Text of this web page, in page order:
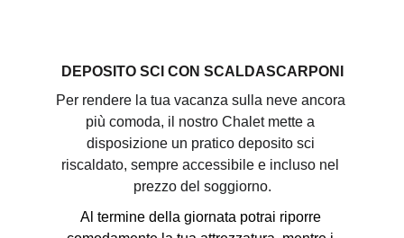
DEPOSITO SCI CON SCALDASCARPONI
Per rendere la tua vacanza sulla neve ancora
più comoda, il nostro Chalet mette a
disposizione un pratico deposito sci
riscaldato, sempre accessibile e incluso nel
prezzo del soggiorno.
Al termine della giornata potrai riporre